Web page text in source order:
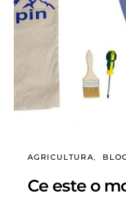
AGRICULTURA
Ce este o